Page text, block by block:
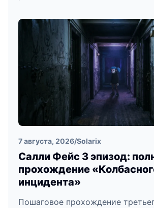
7 августа, 2026/Solarix
Салли Фейс 3 эпизод:
прохождение
инцидента»
Пошаговое прохождение